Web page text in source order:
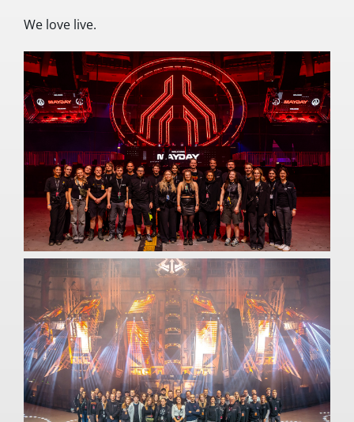
We love live.